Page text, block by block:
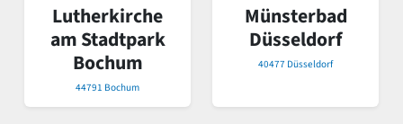
Lutherkirche
am Stadtpark
Bochum
44791 Bochum
Münsterbad
Düsseldorf
40477 Düsseldorf